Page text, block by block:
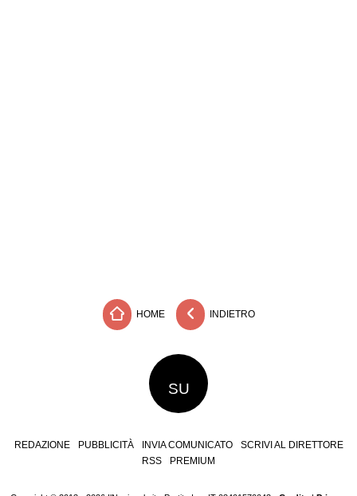
HOME INDIETRO
SU
REDAZIONE PUBBLICITÀ INVIA COMUNICATO
SCRIVI AL DIRETTORE
RSS
PREMIUM